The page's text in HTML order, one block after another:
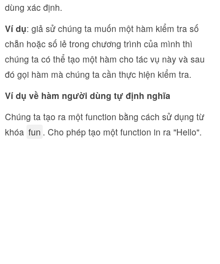
dùng xác định.
Ví dụ: giả sử chúng ta muốn một hàm kiểm tra số
chẵn hoặc số lẻ trong chương trình của mình thì
chúng ta có thể tạo một hàm cho tác vụ này và sau
đó gọi hàm mà chúng ta cần thực hiện kiểm tra.
Ví dụ về hàm người dùng tự định nghĩa
Chúng ta tạo ra một function bằng cách sử dụng từ
khóa fun . Cho phép tạo một function in ra "Hello".